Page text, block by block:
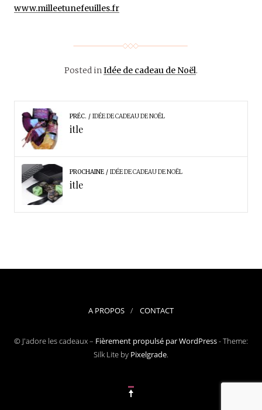
www.milleetunefeuilles.fr
Posted inIdée de cadeau de Noël.
PRÉC. IDÉE DE CADEAU DE NOËL
itle
PROCHAINE IDÉE DE CADEAU DE NOËL
itle
A PROPOS CONTACT
© J'adore les cadeaux – Fièrement propulsé par WordPress-Theme:
Silk Lite by Pixelgrade.